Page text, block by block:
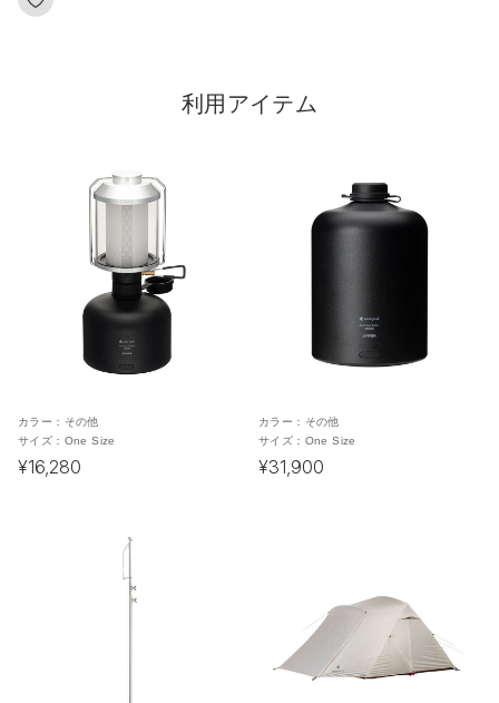
利用アイテム
カラー： その他
サイズ： One Size
¥16,280
カラー： その他
サイズ： One Size
¥31,900